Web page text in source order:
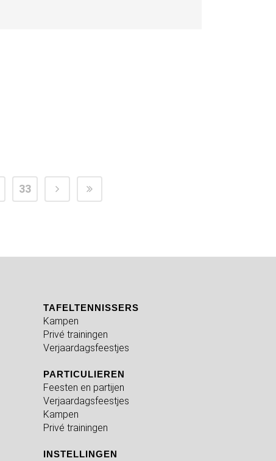
33
TAFELTENNISSERS
Kampen
Privé trainingen
Verjaardagsfeestjes
PARTICULIEREN
Feesten en partijen
Verjaardagsfeestjes
Kampen
Privé trainingen
INSTELLINGEN